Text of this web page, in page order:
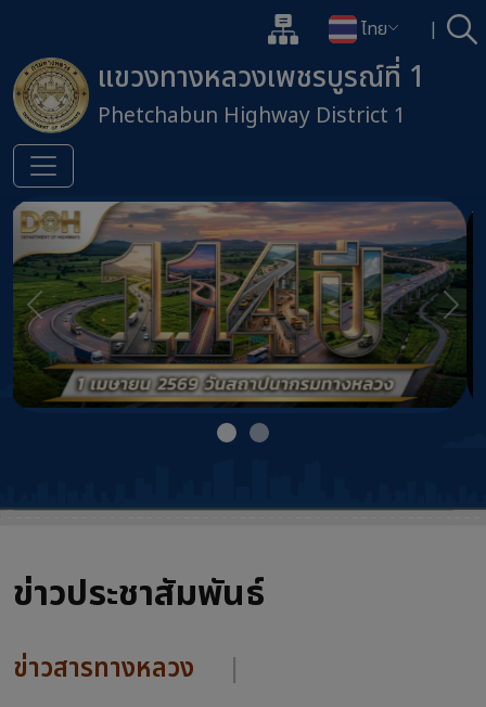
แผนผังเว็บไซต์
เปลี่ยนภาษา
ไทย | ค้
เปิดกล่องค้นหาข้อมูลหลักของเ
แขวงทางหลวงเพชรบูรณ์ที่ 1
Phetchabun Highway District 1
ข้ามไปยังเนื้อหาหลัก
ข่าวประชาสัมพันธ์
ข่าวสารทางหลวง